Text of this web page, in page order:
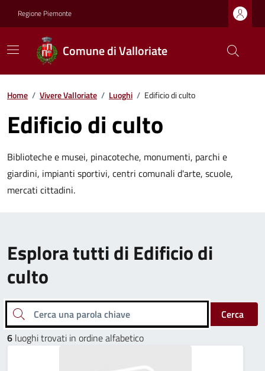
Regione Piemonte
Comune di Valloriate
Home / Vivere Valloriate / Luoghi / Edificio di culto
Edificio di culto
Biblioteche e musei, pinacoteche, monumenti, parchi e
giardini, impianti sportivi, centri comunali d'arte, scuole,
mercati cittadini.
Esplora tutti di Edificio di
culto
Cerca una parola chiave
Cerca
6 luoghi trovati in ordine alfabetico